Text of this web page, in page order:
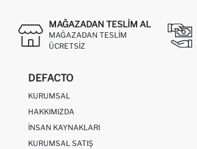
MAĞAZADAN TESLIM AL
MAĞAZADAN TESLIM
ÜCRETSIZ
DEFACTO
KURUMSAL
HAKKIMIZDA
İNSAN KAYNAKLARI
KURUMSAL SATIŞ